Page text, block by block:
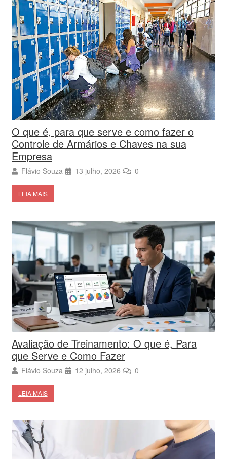
O que é, para que serve e como fazer o
Controle de Armários e Chaves na sua
Empresa
Flávio Souza 13 julho, 2026 0
LEIA MAIS
Avaliação de Treinamento: O que é, Para
que Serve e Como Fazer
Flávio Souza 12 julho, 2026 0
LEIA MAIS